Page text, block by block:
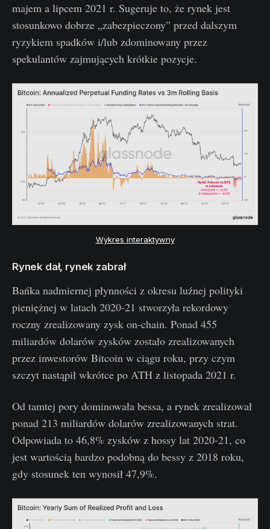
majem a lipcem 2021 r. Sugeruje to, że rynek jest
stosunkowo dobrze „zabezpieczony” przed dalszym
ryzykiem spadków i/lub zdominowany przez
spekulantów zajmujących krótkie pozycje.
Wykres interaktywny
Rynek dał, rynek zabrał
Bańka nadmiernej płynności z okresu luźnej polityki
pieniężnej w latach 2020-21 stworzyła rekordowy
roczny zrealizowany zysk on-chain. Ponad 455
miliardów dolarów zysków zostało zrealizowanych
przez inwestorów Bitcoin w ciągu roku, przy czym
szczyt nastąpił wkrótce po ATH z listopada 2021 r.
Od tamtej pory dominowała bessa, a rynek zrealizował
ponad 213 miliardów dolarów zrealizowanych strat.
Odpowiada to 46,8% zysków z hossy lat 2020-21, co
jest wartością bardzo podobną do bessy z 2018 roku,
gdy stosunek ten wynosił 47,9%.